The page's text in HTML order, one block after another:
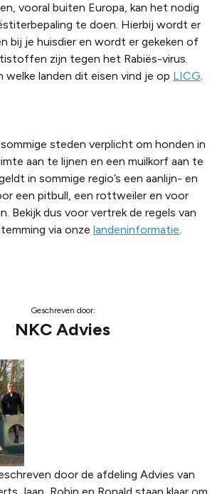
vooral buiten Europa, kan het nodig
te doen. Hierbij wordt er
bij je huisdier en wordt er gekeken of
zijn tegen het Rabiës-virus.
welke landen dit eisen vind je op LICG.
steden verplicht om honden in
aan te lijnen en een muilkorf aan te
in sommige regio’s een aanlijn- en
een pitbull, een rottweiler en voor
Bekijk dus voor vertrek de regels van
via onze landeninformatie.
Geschreven door:
NKC Advies
door de afdeling Advies van